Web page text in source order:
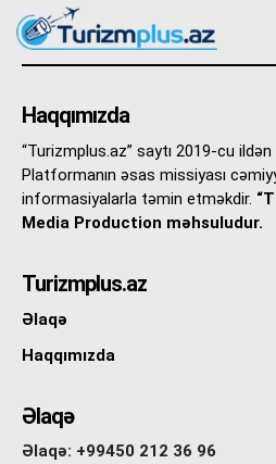
Haqqımızda
“Turizmplus.az” saytı 2019-cu
Platformanın əsas missiyası
informasiyalarla təmin etməkdir.
Media Production məhsuludur.
Turizmplus.az
Əlaqə
Haqqımızda
Əlaqə
Əlaqə: +99450 212 36 96